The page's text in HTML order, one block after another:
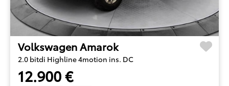
Volkswagen Amarok
2.0 bitdi Highline 4motion ins. DC
12.900 €